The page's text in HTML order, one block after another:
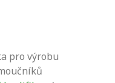
pro výrobu